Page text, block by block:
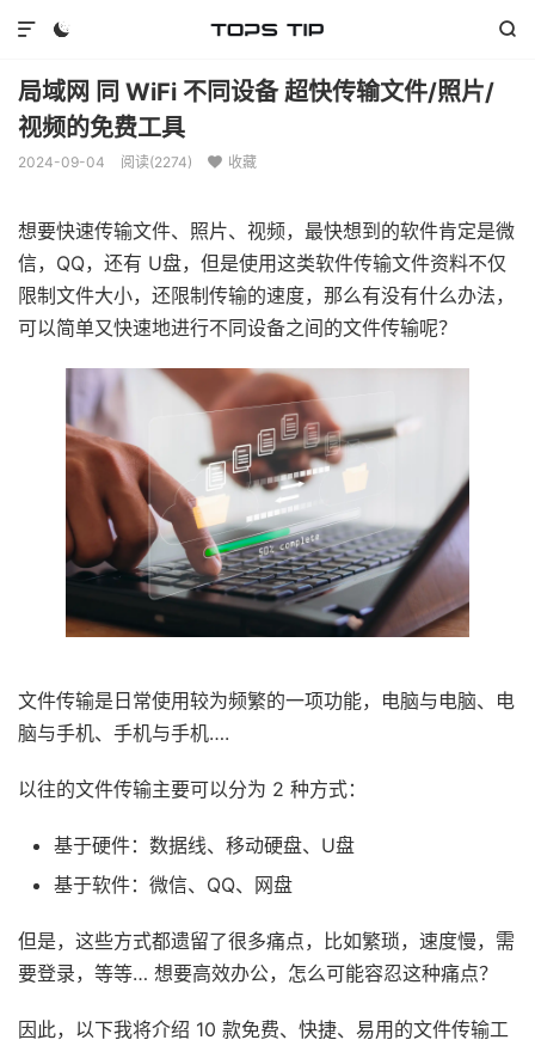
 

局域网 同 WiFi 不同设备 超快传输文件/照片/
视频的免费工具
2024-09-04 阅读(2274)  收藏
想要快速传输文件、照片、视频，最快想到的软件肯定是微
信，QQ，还有 U盘，但是使用这类软件传输文件资料不仅
限制文件大小，还限制传输的速度，那么有没有什么办法，
可以简单又快速地进行不同设备之间的文件传输呢？
​文件传输是日常使用较为频繁的一项功能，电脑与电脑、电
脑与手机、手机与手机….
以往的文件传输主要可以分为 2 种方式：
基于硬件：数据线、移动硬盘、U盘
基于软件：微信、QQ、网盘
但是，这些方式都遗留了很多痛点，比如繁琐，速度慢，需
要登录，等等… 想要高效办公，怎么可能容忍这种痛点？
因此，以下我将介绍 10 款免费、快捷、易用的文件传输工